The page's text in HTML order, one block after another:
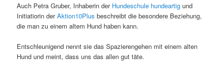
Auch Petra Gruber, Inhaberin der Hundeschule hundeartig und
Initiatiorin derAktion10Plusbeschreibt die besondere Beziehung,
die man zu einem altem Hund haben kann.
Entschleunigend nennt sie das Spazierengehen mit einem alten
Hund und meint, dass uns das allen gut täte.